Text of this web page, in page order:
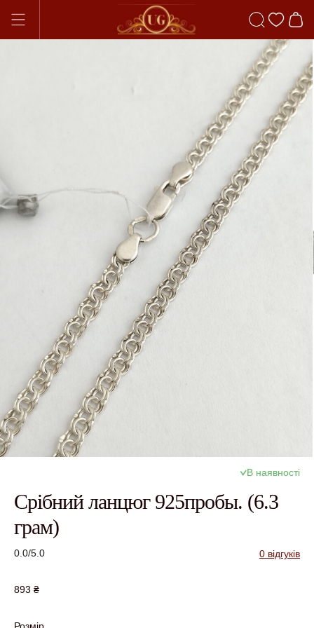
В наявності
Срібний ланцюг 925пробы. (6.3
грам)
0.0/5.0 0 відгуків
893 ₴
Розмір